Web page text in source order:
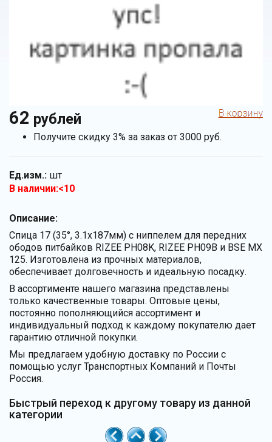
62 рублей
Получите скидку 3% за заказ от 3000 руб.
Ед.изм.: шт
В наличии:<10
Описание:
Спица 17 (35°, 3.1x187мм) с ниппелем для передних
ободов питбайков RIZEE PH08K, RIZEE PH09B и BSE MX
125. Изготовлена из прочных материалов,
обеспечивает долговечность и идеальную посадку.
В ассортименте нашего магазина представлены
только качественные товары. Оптовые цены,
постоянно пополняющийся ассортимент и
индивидуальный подход к каждому покупателю дает
гарантию отличной покупки.
Мы предлагаем удобную доставку по России с
помощью услуг Транспортных Компаний и Почты
Россия.
Быстрый переход к другому товару из данной
категории